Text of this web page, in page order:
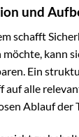
und
schafft
kann
Ein
auf alle
Ablauf der